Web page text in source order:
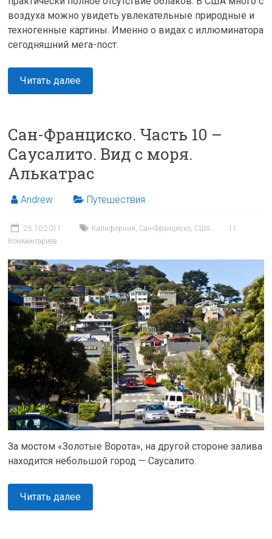
воздуха можно увидеть увлекательные природные и
техногенные картины. Именно о видах с иллюминатора
сегодняшний мега-пост.
Читать далее
Сан-Франциско. Часть 10 –
Саусалито. Вид с моря.
Алькатрас
Andrew Путешествия
25.10.2011 Калифорния, Сан-Франциско, США
11
Комментариев
За мостом «Золотые Ворота», на другой стороне залива
находится небольшой город — Саусалито.
Читать далее